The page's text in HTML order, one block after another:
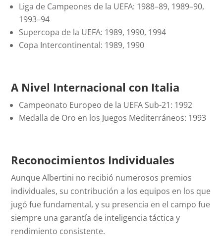
Liga de Campeones de la UEFA: 1988–89, 1989–90,
1993–94
Supercopa de la UEFA: 1989, 1990, 1994
Copa Intercontinental: 1989, 1990
A Nivel Internacional con Italia
Campeonato Europeo de la UEFA Sub-21: 1992
Medalla de Oro en los Juegos Mediterráneos: 1993
Reconocimientos Individuales
Aunque Albertini no recibió numerosos premios
individuales, su contribución a los equipos en los que
jugó fue fundamental, y su presencia en el campo fue
siempre una garantía de inteligencia táctica y
rendimiento consistente.